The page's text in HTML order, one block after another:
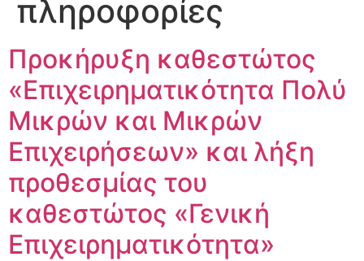
πληροφορίες
Προκήρυξη καθεστώτος
«Επιχειρηματικότητα Πολύ
Μικρών και Μικρών
Επιχειρήσεων» και λήξη
προθεσμίας του
καθεστώτος «Γενική
Επιχειρηματικότητα»